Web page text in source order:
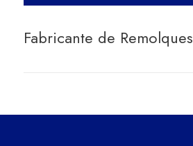
Fabricante de Remolques